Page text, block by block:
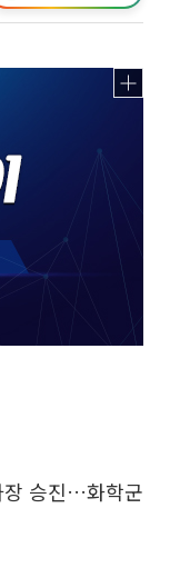
장 승진…화학군